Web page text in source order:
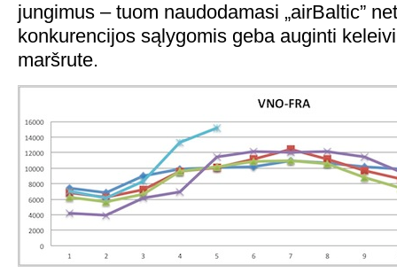
jungimus – tuom naudodamasi „airBaltic”
konkurencijos sąlygomis geba auginti
maršrute.